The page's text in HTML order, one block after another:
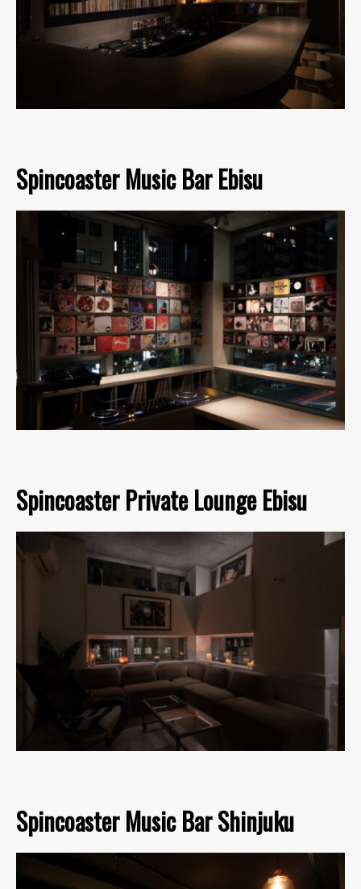
Spincoaster Music Bar Ebisu
Spincoaster Private Lounge Ebisu
Spincoaster Music Bar Shinjuku